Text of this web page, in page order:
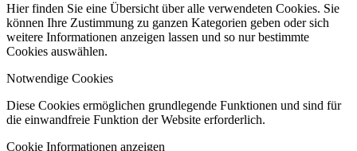
Hier finden Sie eine Übersicht über alle verwendeten Cookies. Sie
können Ihre Zustimmung zu ganzen Kategorien geben oder sich
weitere Informationen anzeigen lassen und so nur bestimmte
Cookies auswählen.
Notwendige Cookies
Diese Cookies ermöglichen grundlegende Funktionen und sind für
die einwandfreie Funktion der Website erforderlich.
Cookie Informationen anzeigen